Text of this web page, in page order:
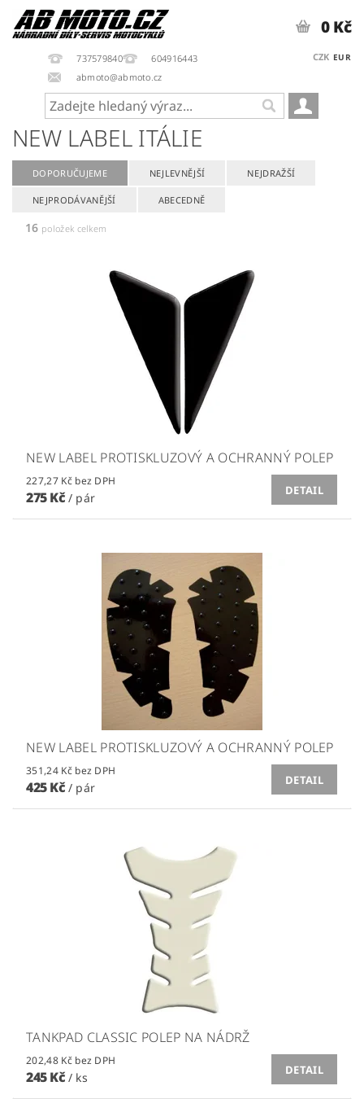
737579840
604916443
abmoto@abmoto.cz
CZK EUR
0 Kč
NEW LABEL ITÁLIE
DOPORUČUJEME NEJLEVNĚJŠÍ NEJDRAŽŠÍ
NEJPRODÁVANĚJŠÍ ABECEDNĚ
16 položek celkem
NEW LABEL PROTISKLUZOVÝ A OCHRANNÝ POLEP
227,27 Kč bez DPH
275 Kč / pár
DETAIL
NEW LABEL PROTISKLUZOVÝ A OCHRANNÝ POLEP
351,24 Kč bez DPH
425 Kč / pár
DETAIL
TANKPAD CLASSIC POLEP NA NÁDRŽ
202,48 Kč bez DPH
245 Kč / ks
DETAIL